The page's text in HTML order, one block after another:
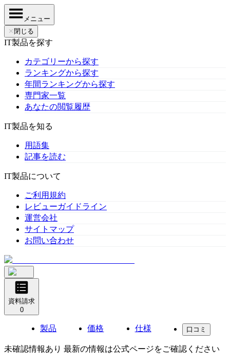
メニュー
✕ 閉じる
IT製品を探す
カテゴリーから探す
ランキングから探す
年間ランキングから探す
専門家一覧
あなたの閲覧履歴
IT製品を知る
用語集
記事を読む
IT製品について
ご利用規約
レビューガイドライン
運営会社
サイトマップ
お問い合わせ
資料請求
0
製品 価格 仕様 口コミ
未確認情報あり 最新の情報は公式ページをご確認ください